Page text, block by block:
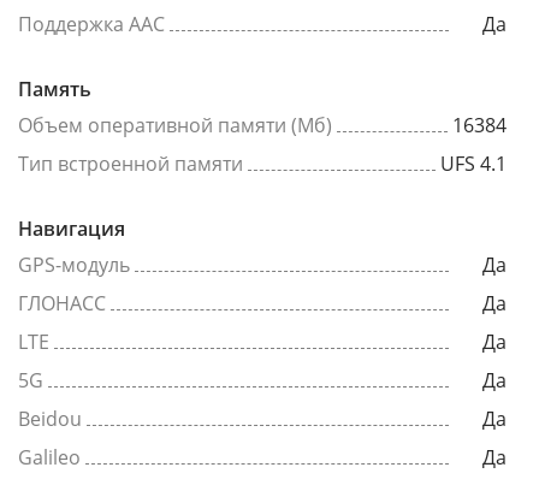
Поддержка AAC
Да
Память
Объем оперативной памяти (Мб)
16384
Тип встроенной памяти
UFS 4.1
Навигация
GPS-модуль
Да
ГЛОНАСС
Да
LTE
Да
5G
Да
Beidou
Да
Galileo
Да